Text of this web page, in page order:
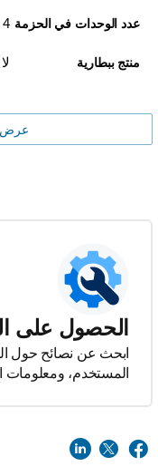
عدد الوحدات في الحزمة 4
منتج ببطارية لا
عرض
الحصول على
ابحث عن نصائح حول
المستخدم، ومعلومات